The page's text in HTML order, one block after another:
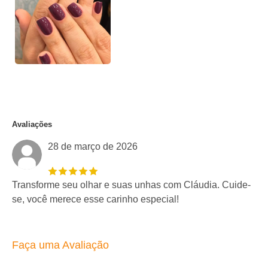
Avaliações
28 de março de 2026
Transforme seu olhar e suas unhas com Cláudia. Cuide-
se, você merece esse carinho especial!
Faça uma Avaliação